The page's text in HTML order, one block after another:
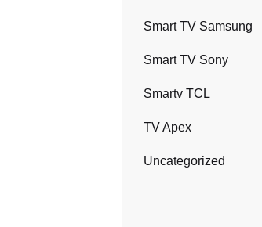
Smart TV Samsung
Smart TV Sony
Smartv TCL
TV Apex
Uncategorized